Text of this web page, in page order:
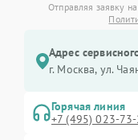
Отправляя заявку
Адрес
г. Москва, ул.
Горячая линия
+7 (495) 023-